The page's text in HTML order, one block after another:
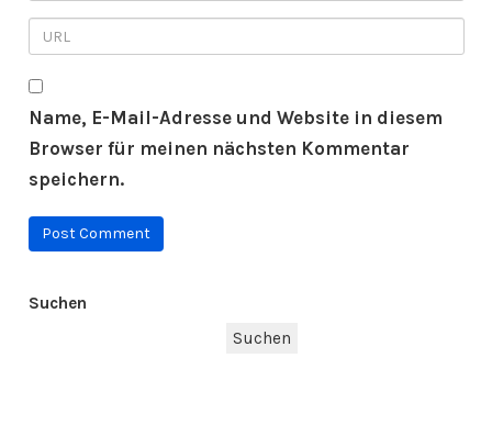
Name, E-Mail-Adresse und Website in diesem
Browser für meinen nächsten Kommentar
speichern.
Suchen
Suchen